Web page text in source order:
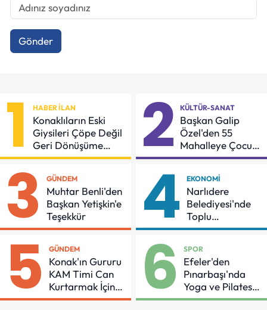
Gönder
1 HABER İLAN
Konaklıların Eski
Giysileri Çöpe Değil
Geri Dönüşüme
Gidiyor
2 KÜLTÜR-SANAT
Başkan Galip
Özel'den 55
Mahalleye Çocuk
Şenliği
3 GÜNDEM
Muhtar Benli'den
Başkan Yetişkin'e
Teşekkür
4 EKONOMI
Narlıdere
Belediyesi'nde
Toplu
Sözleşmeye
5 GÜNDEM
Konak'ın Gururu
KAM Timi Can
Kurtarmak İçin
Demir Aldı
6 SPOR
Efeler'den
Pınarbaşı'nda
Yoga ve Pilates
Buluşması